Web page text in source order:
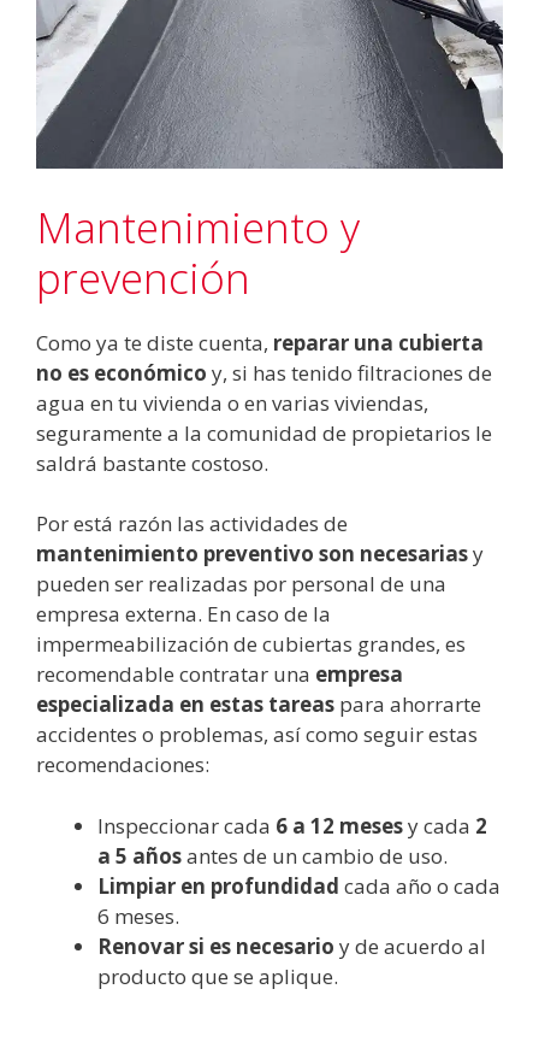
Mantenimiento y
prevención
Como ya te diste cuenta, reparar una cubierta
no es económico y, si has tenido filtraciones de
agua en tu vivienda o en varias viviendas,
seguramente a la comunidad de propietarios le
saldrá bastante costoso.
Por está razón las actividades de
mantenimiento preventivo son necesariasy
pueden ser realizadas por personal de una
empresa externa. En caso de la
impermeabilización de cubiertas grandes, es
recomendable contratar una empresa
especializada en estas tareas para ahorrarte
accidentes o problemas, así como seguir estas
recomendaciones:
Inspeccionar cada 6 a 12 mesesy cada 2
a 5 añosantes de un cambio de uso.
Limpiar en profundidad cada año o cada
6 meses.
Renovar si es necesario y de acuerdo al
producto que se aplique.